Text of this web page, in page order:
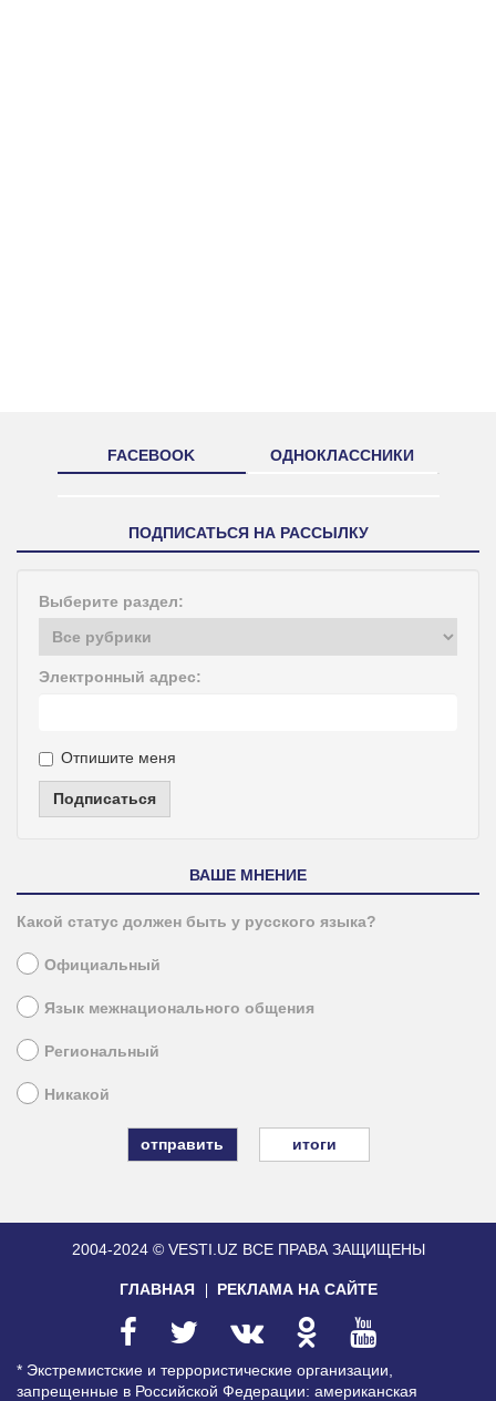
FACEBOOK ОДНОКЛАССНИКИ
ПОДПИСАТЬСЯ НА РАССЫЛКУ
Выберите раздел:
Электронный адрес:
Отпишите меня
Подписаться
ВАШЕ МНЕНИЕ
Какой статус должен быть у русского языка?
Официальный
Язык межнационального общения
Региональный
Никакой
итоги
2004-2024 © VESTI.UZ ВСЕ ПРАВА ЗАЩИЩЕНЫ
ГЛАВНАЯ РЕКЛАМА НА САЙТЕ
* Экстремистские и террористические организации,
запрещенные в Российской Федерации: американская